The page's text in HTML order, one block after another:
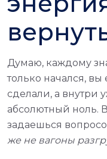
Думаю, каждому
только начался,
сделали, а внутри
абсолютный ноль.
задаешься
же не вагоны